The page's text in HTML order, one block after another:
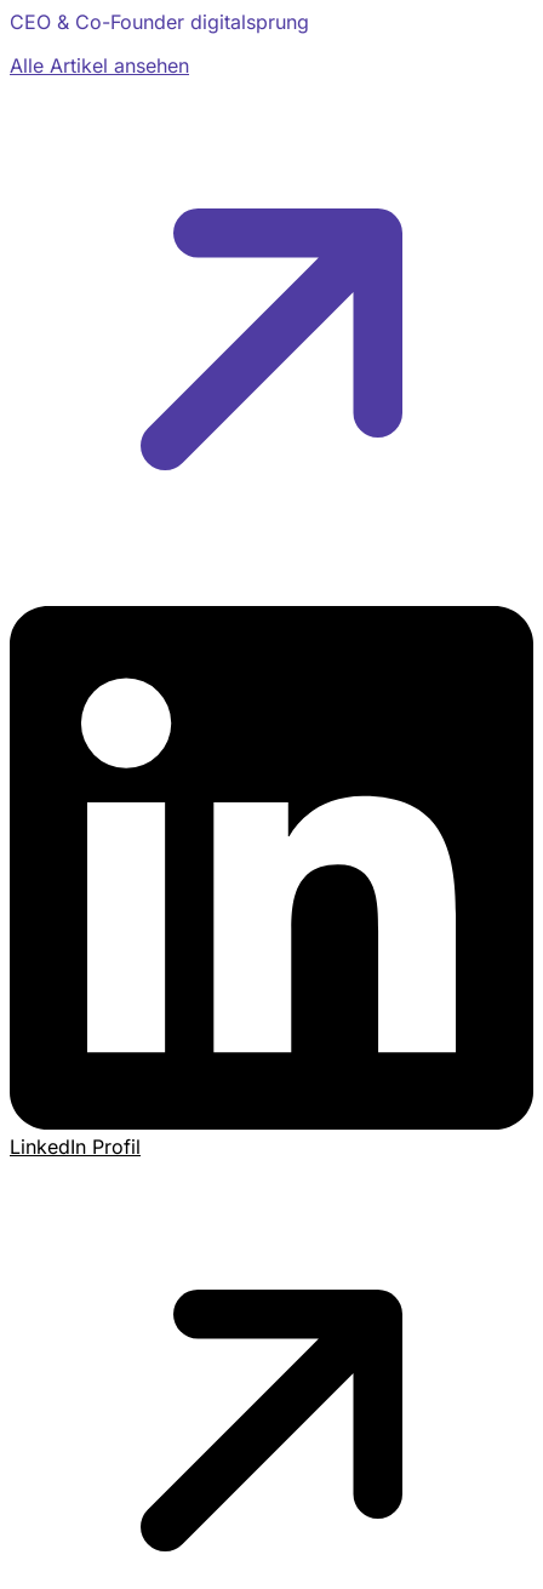
CEO & Co-Founder digitalsprung
Alle Artikel ansehen
LinkedIn Profil